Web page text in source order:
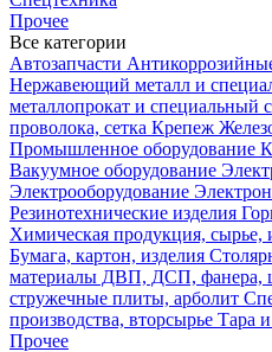
Прочее
Все категории
Автозапчасти
Нержавеющий металл и
металлопрокат и специальный
проволока, сетка Крепеж
Промышленное оборудование
Вакуумное оборудование
Электрооборудование
Резинотехнические изделия
Химическая продукция, сырье,
Бумага, картон, изделия
материалы ДВП, ДСП, фанера,
стружечные плиты, арболит
производства, вторсырье Тара
Прочее